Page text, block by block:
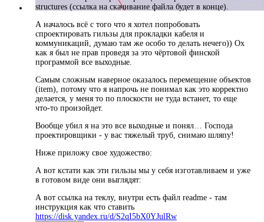
structures (ссылка на скачивание файла будет в конце).
А началось всё с того что я хотел попробовать
спроектировать гильзы для прокладки кабеля и
коммуникаций, думаю там же особо то делать нечего)) Ох
как я был не прав проведя за это чёртовой финской
программой все выходные.
Самым сложным наверное оказалось перемещение объектов
(item), потому что я напрочь не понимал как это корректно
делается, у меня то по плоскости не туда встанет, то еще
что-то произойдет.
Вообще убил я на это все выходные и понял… Господа
проектировщики - у вас тяжелый труб, снимаю шляпу!
Ниже приложу свое художество:
А вот кстати как эти гильзы мы у себя изготавливаем и уже
в готовом виде они выглядят:
А вот ссылка на теклу, внутри есть файл readme - там
инструкция как что ставить
https://disk.yandex.ru/d/S2qI5bX0YJulRw